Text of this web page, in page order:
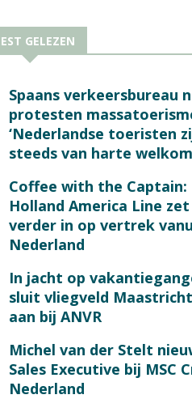
GELEZEN
Spaans verkeersbureau
protesten
‘Nederlandse toeristen
steeds van harte
Coffee with the Captain:
Holland America Line zet
verder in op vertrek
Nederland
In jacht op
sluit vliegveld
aan bij ANVR
Michel van der Stelt
Sales Executive bij MSC
Nederland